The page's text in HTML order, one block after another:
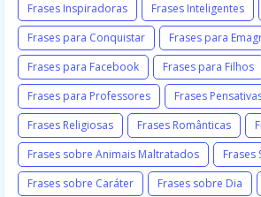
Frases Inspiradoras
Frases Inteligentes
Frases para Conquistar
Frases para
Frases para Facebook
Frases para Filhos
Frases para Professores
Frases
Frases Religiosas
Frases Românticas
Frases sobre Animais Maltratados
Frases
Frases sobre Caráter
Frases sobre Dia